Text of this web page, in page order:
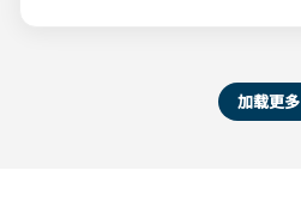
加载更多